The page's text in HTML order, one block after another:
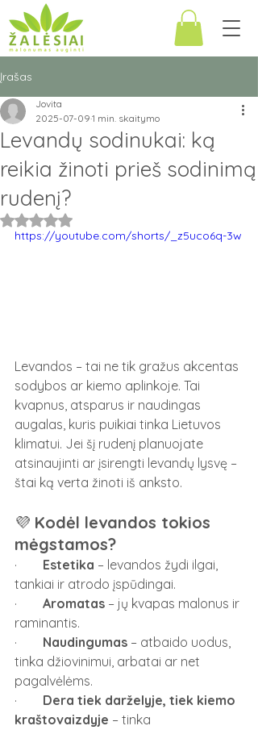
Įrašas
Levandų sodinukai: ką
reikia žinoti prieš sodinimą
rudenį?
Jovita
2025-07-09 1 min. skaitymo
Įvertinta NaN iš 5 žvaigždučių.
https://youtube.com/shorts/_z5uco6q-3w
Levandos – tai ne tik gražus akcentas
sodybos ar kiemo aplinkoje. Tai
kvapnus, atsparus ir naudingas
augalas, kuris puikiai tinka Lietuvos
klimatui. Jei šį rudenį planuojate
atsinaujinti ar įsirengti levandų lysvę –
štai ką verta žinoti iš anksto.
💜 Kodėl levandos tokios
mėgstamos?
· Estetika – levandos žydi ilgai,
tankiai ir atrodo įspūdingai.
· Aromatas – jų kvapas malonus ir
raminantis.
· Naudingumas – atbaido uodus,
tinka džiovinimui, arbatai ar net
pagalvėlėms.
· Dera tiek darželyje, tiek kiemo
kraštovaizdyje – tinka